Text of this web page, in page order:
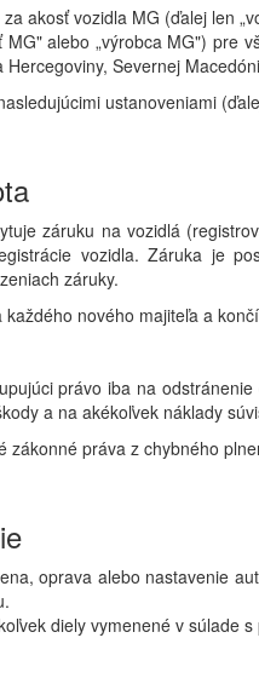
akosť vozidla MG (ďalej len
MG" alebo „výrobca MG") pre
Hercegoviny, Severnej
ustanoveniami
záruku na vozidlá
vozidla. Záruka je
záruky.
nového majiteľa a
právo iba na
a na akékoľvek náklady
zákonné práva z chybného
oprava alebo nastavenie
diely vymenené v súlade